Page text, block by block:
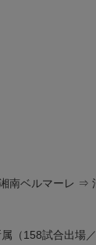
南ベルマーレ ⇒
（158試合出場